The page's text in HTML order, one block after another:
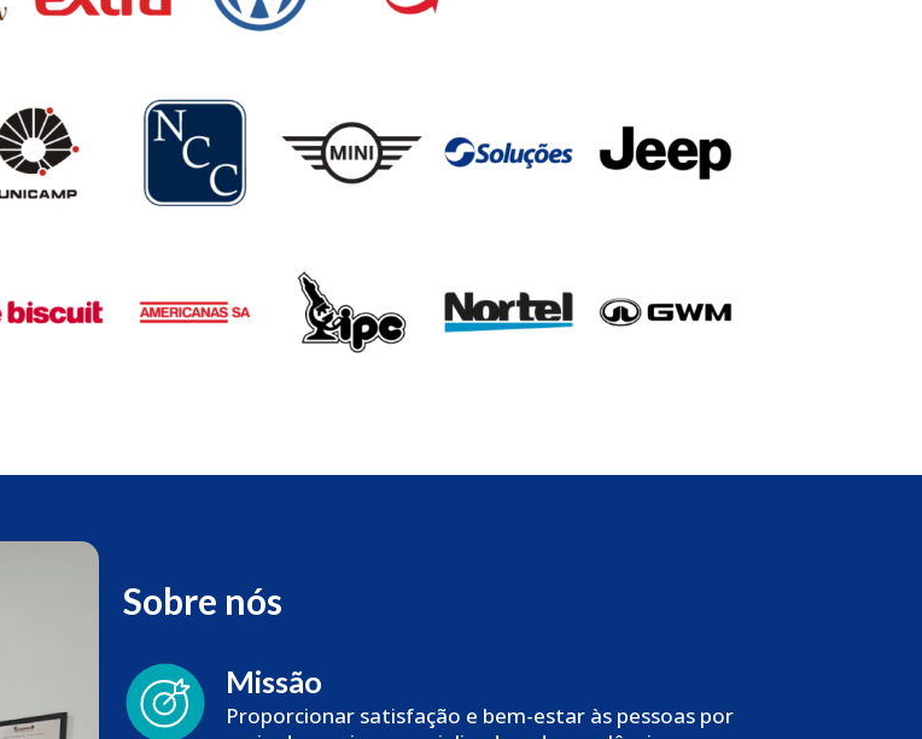
Sobre nós
Missão
Proporcionar satisfação e bem-estar às pessoas por